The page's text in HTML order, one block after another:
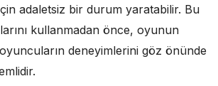
adaletsiz bir durum yaratabilir. Bu
kullanmadan önce, oyunun
deneyimlerini göz önünde